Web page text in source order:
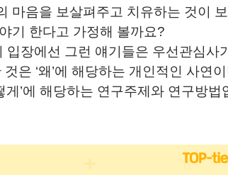
마음을 보살펴주고 치유하는 것이
기 한다고 가정해 볼까요?
장에선 그런 얘기들은 우선관심사
것은 ‘왜 ’에 해당하는 개인적인 사연
게 ’에 해당하는 연구주제와 연구방법